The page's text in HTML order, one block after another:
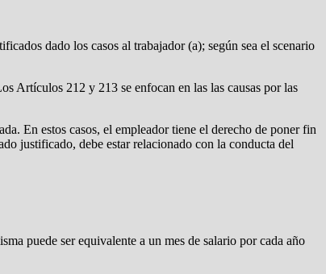
dado los casos al trabajador (a); según sea el scenario
Artículos 212 y 213 se enfocan en las las causas por las
En estos casos, el empleador tiene el derecho de poner fin
justificado, debe estar relacionado con la conducta del
puede ser equivalente a un mes de salario por cada año